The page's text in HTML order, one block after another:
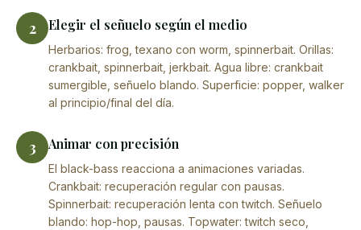
2 Elegir el señuelo según el medio
Herbarios: frog, texano con worm, spinnerbait. Orillas:
crankbait, spinnerbait, jerkbait. Agua libre: crankbait
sumergible, señuelo blando. Superficie: popper, walker
al principio/final del día.
3 Animar con precisión
El black-bass reacciona a animaciones variadas.
Crankbait: recuperación regular con pausas.
Spinnerbait: recuperación lenta con twitch. Señuelo
blando: hop-hop, pausas. Topwater: twitch seco,